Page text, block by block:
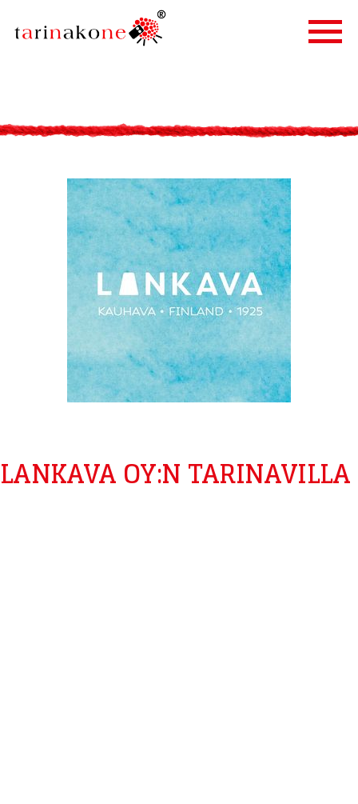
LANKAVA OY:N TARINAVILLA
TARINALLISTAMINEN
TARINAKONE
ASIAKKAAT
BLOGI
YHTEYSTIEDOT
IN ENGLISH